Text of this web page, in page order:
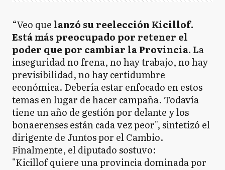
“Veo que lanzó su reelección Kicillof.
Está más preocupado por retener el
poder que por cambiar la Provincia. La
inseguridad no frena, no hay trabajo, no hay
previsibilidad, no hay certidumbre
económica. Debería estar enfocado en estos
temas en lugar de hacer campaña. Todavía
tiene un año de gestión por delante y los
bonaerenses están cada vez peor", sintetizó el
dirigente de Juntos por el Cambio.
Finalmente, el diputado sostuvo:
"Kicillof quiere una provincia dominada por